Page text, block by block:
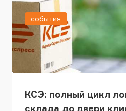
КСЭ: полный цикл
склада до двери
события